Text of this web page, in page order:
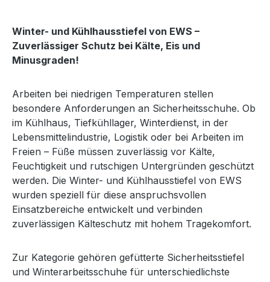
Winter- und Kühlhausstiefel von EWS –
Zuverlässiger Schutz bei Kälte, Eis und
Minusgraden!
Arbeiten bei niedrigen Temperaturen stellen
besondere Anforderungen an Sicherheitsschuhe. Ob
im Kühlhaus, Tiefkühllager, Winterdienst, in der
Lebensmittelindustrie, Logistik oder bei Arbeiten im
Freien – Füße müssen zuverlässig vor Kälte,
Feuchtigkeit und rutschigen Untergründen geschützt
werden. Die Winter- und Kühlhausstiefel von EWS
wurden speziell für diese anspruchsvollen
Einsatzbereiche entwickelt und verbinden
zuverlässigen Kälteschutz mit hohem Tragekomfort.
Zur Kategorie gehören gefütterte Sicherheitsstiefel
und Winterarbeitsschuhe für unterschiedlichste